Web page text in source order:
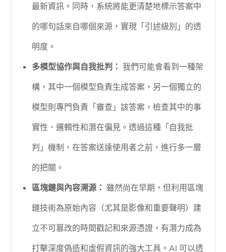
最新資訊。同時，系統將能更清楚地標示答案中
的哪句話來自哪個來源，實現「引述級別」的透
明度。
多模型協作與自我批判： 我們可能會看到一種架
構，其中一個模型負責生成答案，另一個獨立的
模型則專門負責「審查」該答案，檢查其中的事
實性、邏輯性和潛在偏見。透過這種「自我批
判」機制，在答案送達使用者之前，進行多一層
的把關。
區塊鏈與內容溯源： 雖然尚在早期，但利用區塊
鏈技術為原始內容（尤其是影像和重要聲明）建
立不可篡改的時間戳記和來源憑證，有潛力成為
打擊深度偽造和虛假資訊的強大工具。AI 可以透